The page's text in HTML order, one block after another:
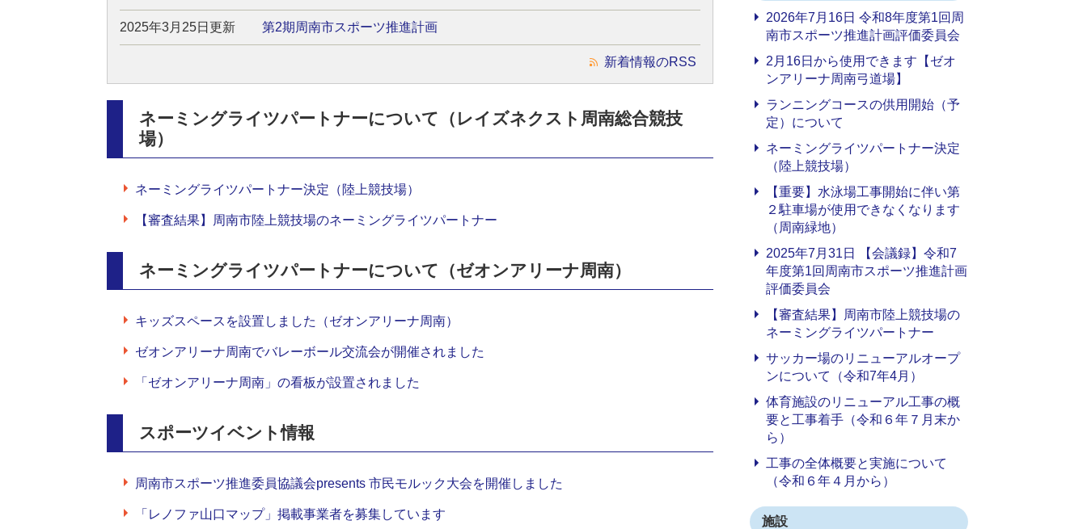
2025年3月25日更新 第2期周南市スポーツ推進計画
新着情報のRSS
ネーミングライツパートナーについて（レイズネクスト周南総合競技
場）
ネーミングライツパートナー決定（陸上競技場）
【審査結果】周南市陸上競技場のネーミングライツパートナー
ネーミングライツパートナーについて（ゼオンアリーナ周南）
キッズスペースを設置しました（ゼオンアリーナ周南）
ゼオンアリーナ周南でバレーボール交流会が開催されました
「ゼオンアリーナ周南」の看板が設置されました
スポーツイベント情報
周南市スポーツ推進委員協議会presents 市民モルック大会を開催しました
「レノファ山口マップ」掲載事業者を募集しています
2026年7月16日 令和8年度第1回周
南市スポーツ推進計画評価委員会
2月16日から使用できます【ゼオ
ンアリーナ周南弓道場】
ランニングコースの供用開始（予
定）について
ネーミングライツパートナー決定
（陸上競技場）
【重要】水泳場工事開始に伴い第
２駐車場が使用できなくなります
（周南緑地）
2025年7月31日 【会議録】令和7
年度第1回周南市スポーツ推進計画
評価委員会
【審査結果】周南市陸上競技場の
ネーミングライツパートナー
サッカー場のリニューアルオープ
ンについて（令和7年4月）
体育施設のリニューアル工事の概
要と工事着手（令和６年７月末か
ら）
工事の全体概要と実施について
（令和６年４月から）
施設